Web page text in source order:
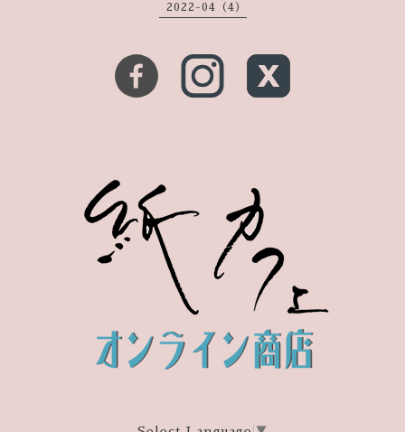
2022-04（4）